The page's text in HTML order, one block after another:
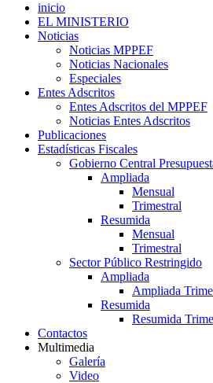
inicio
EL MINISTERIO
Noticias
Noticias MPPEF
Noticias Nacionales
Especiales
Entes Adscritos
Entes Adscritos del MPPEF
Noticias Entes Adscritos
Publicaciones
Estadísticas Fiscales
Gobierno Central
Ampliada
Mensual
Trimestral
Resumida
Mensual
Trimestral
Sector Público Restringido
Ampliada
Ampliada
Resumida
Resumida
Contactos
Multimedia
Galería
Video